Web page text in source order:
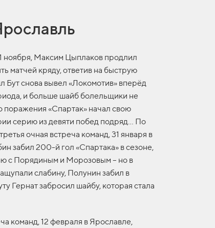
ноября, Максим Цыплаков продлил
матчей кряду, ответив на быструю
Бут снова вывел «Локомотив» вперёд
и больше шайб болельщики не
поражения «Спартак» начал свою
серию из девяти побед подряд… По
очная встреча команд, 31 января в
забил 200-й гол «Спартака» в сезоне,
с Порядиным и Морозовым – но в
слабину, Полунин забил в
Гернат забросил шайбу, которая стала
команд, 12 февраля в Ярославле,